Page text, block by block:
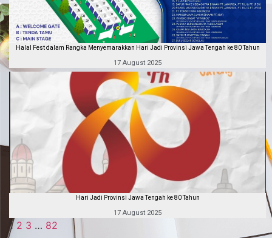
Halal Fest dalam Rangka Menyemarakkan Hari Jadi Provinsi Jawa Tengah ke 80 Tahun
17 August 2025
Hari Jadi Provinsi Jawa Tengah ke 80 Tahun
17 August 2025
1 2 3 … 82